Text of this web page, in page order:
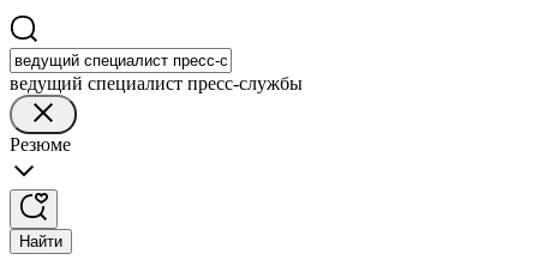
ведущий специалист пресс-службы
Резюме
Найти